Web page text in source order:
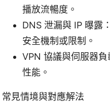
播放流暢度。
DNS 泄漏與 IP 曝露
安全機制或限制。
VPN 協議與伺服器
性能。
常見情境與對應解法